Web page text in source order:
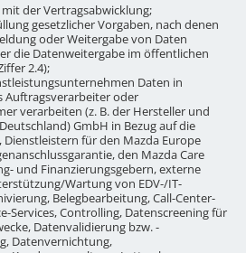
der Vertragsabwicklung;
gesetzlicher Vorgaben, nach denen
oder Weitergabe von Daten
die Datenweitergabe im öffentlichen
2.4);
Daten in
Auftragsverarbeiter oder
verarbeiten (z. B. der Hersteller und
GmbH in Bezug auf die
für den Mazda Europe
den Mazda Care
und Finanzierungsgebern, externe
Wartung von EDV-/IT-
Belegbearbeitung, Call-Center-
Services, Controlling, Datenscreening für
Datenvalidierung bzw. -
Datenvernichtung,